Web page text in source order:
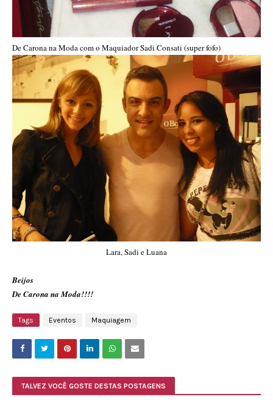
De Carona na Moda com o Maquiador Sadi Consati (super fofo)
Lara, Sadi e Luana
Beijos
De Carona na Moda!!!!
Tags Eventos Maquiagem
TALVEZ VOCÊ GOSTE DESTAS POSTAGENS